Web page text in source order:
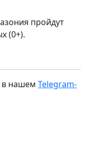
пройдут
(0+).
в нашем Telegram-